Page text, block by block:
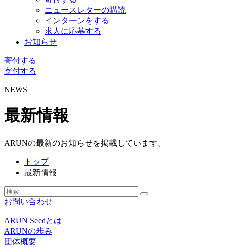
ニュースレターの購読
インターンをする
求人に応募する
お知らせ
寄付する
寄付する
NEWS
最新情報
ARUNの最新のお知らせを掲載しています。
トップ
最新情報
お問い合わせ
ARUN Seedとは
ARUNの歩み
団体概要